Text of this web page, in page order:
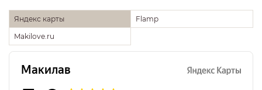
Яндекс карты
Flamp
Makilove.ru